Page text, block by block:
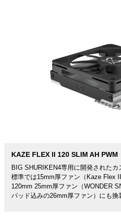
KAZE FLEX II 120 SLIM AH PWM
BIG SHURIKEN4専用に開発されたカ
標準では15mm厚ファン（Kaze Flex
120mm 25mm厚ファン（WONDER
パッド込みの26mm厚ファン）にも換